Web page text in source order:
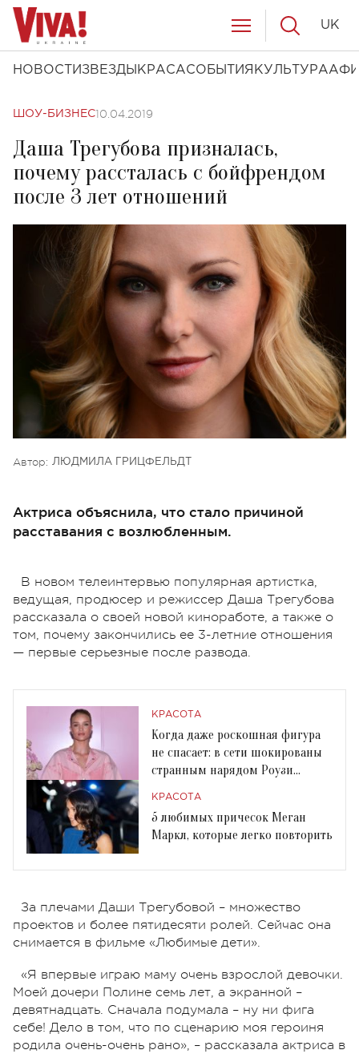
НОВОСТИ ЗВЕЗДЫ КРАСАСОБЫТИЯ КУЛЬТУРА
UK
ШОУ-БИЗНЕС10.04.2019
Даша Трегубова призналась,
почему рассталась с бойфрендом
после 3 лет отношений
Автор: ЛЮДМИЛА ГРИЦФЕЛЬДТ
Актриса объяснила, что стало причиной
расставания с возлюбленным.
В новом телеинтервью популярная артистка,
ведущая, продюсер и режиссер Даша Трегубова
рассказала о своей новой киноработе, а также о
том, почему закончились ее 3-летние отношения
— первые серьезные после развода.
КРАСОТА
Когда даже роскошная фигура
не спасает: в сети шокированы
странным нарядом Роузи
КРАСОТА
5 любимых причесок Меган
Маркл, которые легко повторить
За плечами Даши Трегубовой – множество
проектов и более пятидесяти ролей. Сейчас она
снимается в фильме «Любимые дети».
«Я впервые играю маму очень взрослой девочки.
Моей дочери Полине семь лет, а экранной –
девятнадцать. Сначала подумала – ну ни фига
себе! Дело в том, что по сценарию моя героиня
родила очень-очень рано», – рассказала актриса в